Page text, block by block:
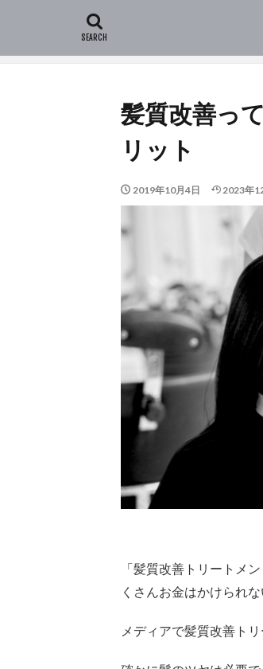
髪質改善っ
リット
2019年10月4日 2023年
「髪質改善トリートメ
くさんお金はかけられ
メディアで髪質改善ト